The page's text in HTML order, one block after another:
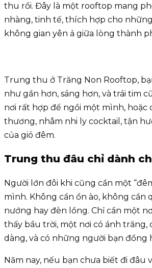
thu rồi. Đây là một rooftop mang
nhàng, tinh tế, thích hợp cho
không gian yên ả giữa lòng thành
Trung thu ở Trăng Non Rooftop,
như gần hơn, sáng hơn, và trái tim
nơi rất hợp để ngồi một mình, hoặc
thương, nhâm nhi ly cocktail, tận
của gió đêm.
Trung thu đâu chỉ dành
Người lớn đôi khi cũng cần một
mình. Không cần ồn ào, không cần
nướng hay đèn lồng. Chỉ cần một
thấy bầu trời, một nơi có ánh trăng,
dàng, và có những người bạn đồng
Năm nay, nếu bạn chưa biết đi đâu